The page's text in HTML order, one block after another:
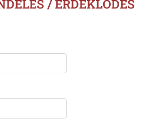
/ ÉRDEKLŐDÉS